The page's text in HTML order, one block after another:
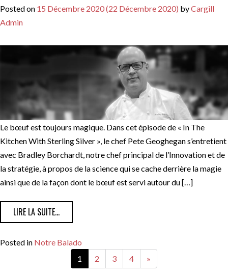
Posted on 15 Décembre 2020(22 Décembre 2020) byCargill
Admin
Le bœuf est toujours magique. Dans cet épisode de « In The
Kitchen With Sterling Silver », le chef Pete Geoghegan s’entretient
avec Bradley Borchardt, notre chef principal de l’Innovation et de
la stratégie, à propos de la science qui se cache derrière la magie
ainsi que de la façon dont le bœuf est servi autour du […]
LIRE LA SUITE…
Posted in Notre Balado
1
2 3 4 »